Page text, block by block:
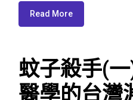
Read More
蚊子殺手(
醫學的台灣